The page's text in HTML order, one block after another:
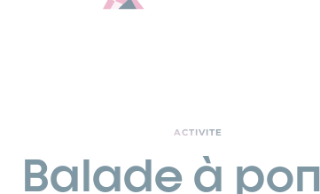
ACTIVITE
Balade à